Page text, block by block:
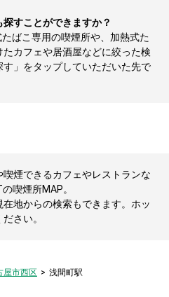
すことができますか？
ばこ専用の喫煙所や、加熱式た
カフェや居酒屋などに絞った検
」をタップしていただいた先で
煙できるカフェやレストランな
喫煙所MAP。
地からの検索もできます。ホッ
さい。
屋市西区 浅間町駅